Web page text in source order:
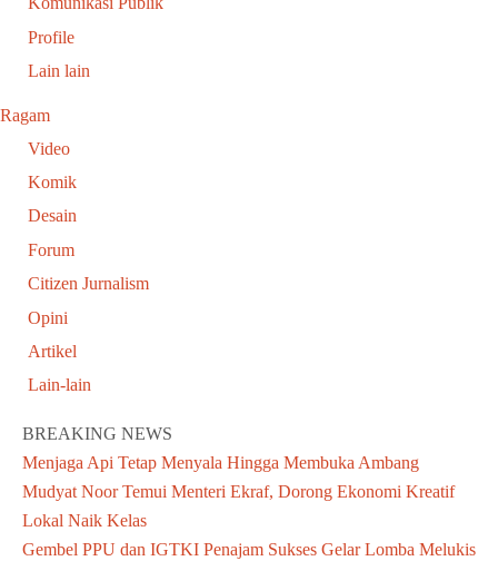
Profile
Lain lain
Ragam
Video
Komik
Desain
Forum
Citizen Jurnalism
Opini
Artikel
Lain-lain
BREAKING NEWS
Menjaga Api Tetap Menyala Hingga Membuka Ambang
Mudyat Noor Temui Menteri Ekraf, Dorong Ekonomi Kreatif
Lokal Naik Kelas
Gembel PPU dan IGTKI Penajam Sukses Gelar Lomba Melukis